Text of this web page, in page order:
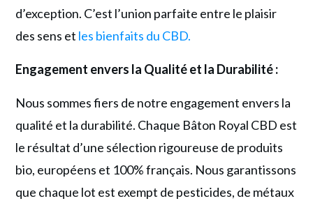
d’exception. C’est l’union parfaite entre le plaisir
des sens et les bienfaits du CBD.
Engagement envers la Qualité et la Durabilité :
Nous sommes fiers de notre engagement envers la
qualité et la durabilité. Chaque Bâton Royal CBD est
le résultat d’une sélection rigoureuse de produits
bio, européens et 100% français. Nous garantissons
que chaque lot est exempt de pesticides, de métaux